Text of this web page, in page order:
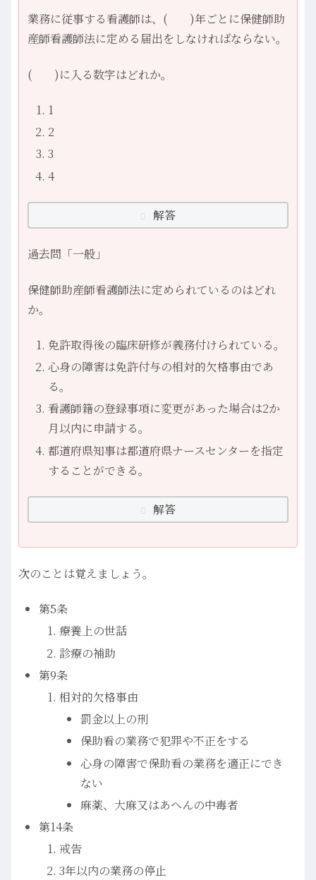
業務に従事する看護師は、( )年ごとに保健師助
産師看護師法に定める届出をしなければならない。
( )に入る数字はどれか。
1
2
3
4
解答
過去問「一般」
保健師助産師看護師法に定められているのはどれ
か。
免許取得後の臨床研修が義務付けられている。
心身の障害は免許付与の相対的欠格事由であ
る。
看護師籍の登録事項に変更があった場合は2か
月以内に申請する。
都道府県知事は都道府県ナースセンターを指定
することができる。
解答
次のことは覚えましょう。
第5条
療養上の世話
診療の補助
第9条
相対的欠格事由
罰金以上の刑
保助看の業務で犯罪や不正をする
心身の障害で保助看の業務を適正にでき
ない
麻薬、大麻又はあへんの中毒者
第14条
戒告
3年以内の業務の停止